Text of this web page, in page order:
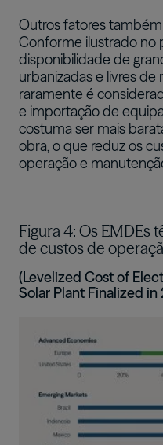
Outros fatores
Conforme ilustrado no
disponibilidade de
urbanizadas e livres de
raramente é
e importação de
costuma ser mais
obra, o que reduz os
operação e
Figura 4: Os EMDEs
de custos de
(Levelized Cost of
Solar Plant Finalized in